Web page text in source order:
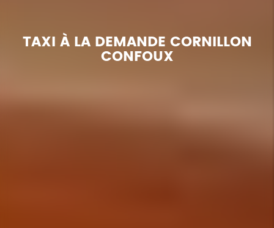
TAXI À LA DEMANDE CORNILLON
CONFOUX